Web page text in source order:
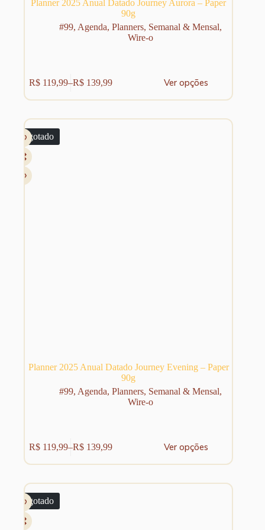
Planner 2025 Anual Datado Journey Aurora – Paper
90g
#99, Agenda, Planners, Semanal & Mensal,
Wire-o
R$ 119,99–R$ 139,99
Faixa
de
R$ 119,99
Ver opções
produto
tem
variantes.
As
opções
podem
ser
escolhidas
Esgotado
Planner 2025 Anual Datado Journey Evening – Paper
90g
#99, Agenda, Planners, Semanal & Mensal,
Wire-o
R$ 119,99–R$ 139,99
Faixa
de
R$ 119,99
Ver opções
produto
tem
variantes.
As
opções
podem
ser
Esgotado